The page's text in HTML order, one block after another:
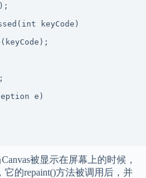
keyCode)
e)
被显示在屏幕上的时候，
的repaint()方法被调用后，并